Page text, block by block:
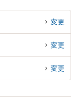
変更
変更
変更